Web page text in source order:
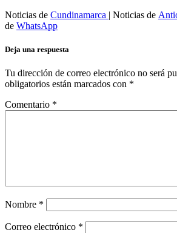
Noticias de Cundinamarca | Noticias de
de WhatsApp
Deja una respuesta
Tu dirección de correo electrónico no será
obligatorios están marcados con *
Comentario *
Nombre *
Correo electrónico *